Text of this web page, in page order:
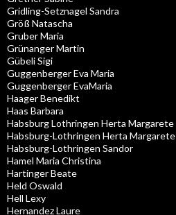
Gridling-Setznagel Sandra
Größ Natascha
Gruber Maria
Grünanger Martin
Gübeli Sigi
Guggenberger Eva Maria
Guggenberger EvaMaria
Haager Benedikt
Haas Barbara
Habsburg Lothringen Herta Margarete
Habsburg-Lothringen Herta Margarete
Habsburg-Lothringen Sandor
Hamel Maria Christina
Hartinger Beate
Held Oswald
Hell Lexy
Hernandez Laure